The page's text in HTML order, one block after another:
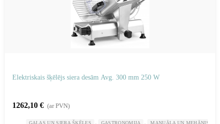
Elektriskais šķēlējs siera desām Avg. 300 mm 250 W
1262,10 € (ar PVN)
GAĻAS UN SIERA ŠĶĒLES GASTRONOMIJA MANUĀLA UN MEHĀNISKA